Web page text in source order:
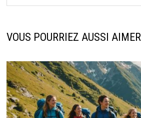
VOUS POURRIEZ AUSSI AIMER